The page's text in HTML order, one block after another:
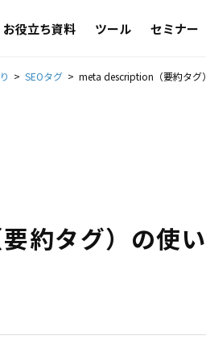
お役立ち資料 ツール セミナー
SEOタグ meta description（要約タグ
約タグ）の使